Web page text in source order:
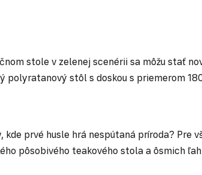
stole v zelenej scenérii sa môžu stať
stôl s doskou s priemerom
prvé husle hrá nespútaná príroda?
pôsobivého teakového stola a ôsmich